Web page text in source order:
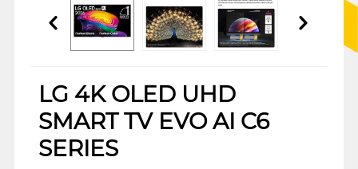
LG 4K OLED UHD
SMART TV EVO AI C6
SERIES